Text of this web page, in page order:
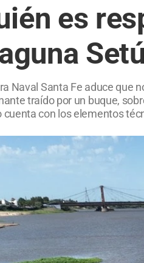
es
Naval Santa Fe aduce que
traído por un buque,
cuenta con los elementos